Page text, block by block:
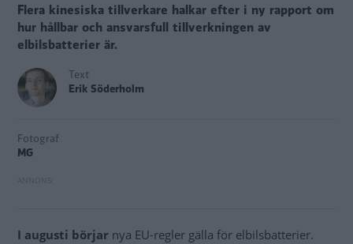
Flera kinesiska tillverkare halkar efter i ny rapport om
hur hållbar och ansvarsfull tillverkningen av
elbilsbatterier är.
Text
Erik Söderholm
Fotograf
MG
I augusti börjar nya EU-regler gälla för elbilsbatterier.